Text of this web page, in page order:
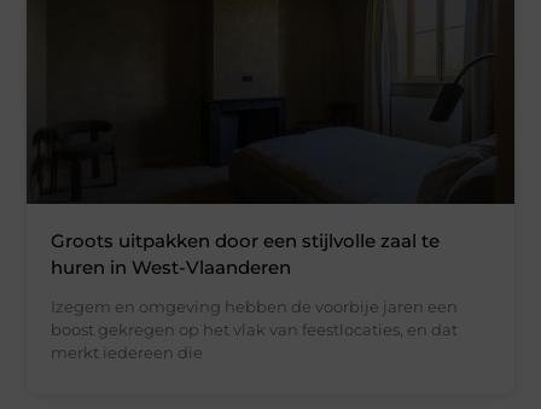
Groots uitpakken door een stijlvolle zaal te
huren in West-Vlaanderen
Izegem en omgeving hebben de voorbije jaren een
boost gekregen op het vlak van feestlocaties, en dat
merkt iedereen die